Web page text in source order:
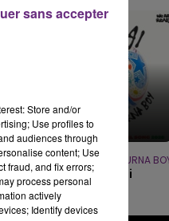
11h00 -
LE WEEK-END
SHAKIRA FEAT. BURNA
Dai Dai
Store and/or
Use profiles to
audiences through
content; Use
fraud, and fix errors;
process personal
actively
Identify devices
sans accepter